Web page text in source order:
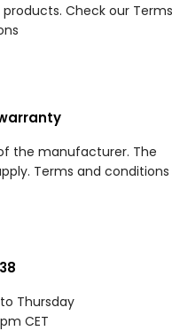
Check our Terms
the manufacturer. The
Terms and conditions
Thursday
CET